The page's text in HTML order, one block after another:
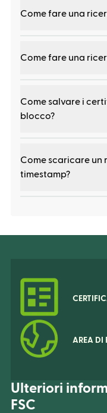
Come fare una
Come fare una
Come salvare i
blocco?
Come scaricare
timestamp?
AREA DI
Ulteriori
FSC